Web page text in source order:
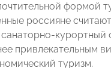
формой
россияне
курортный
привлекательным
туризм.